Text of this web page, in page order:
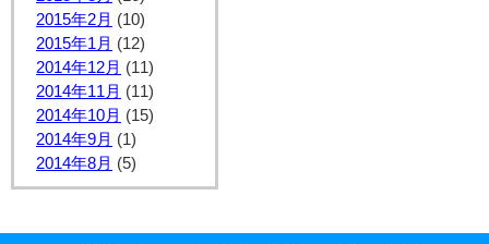
2015年2月 (10)
2015年1月 (12)
2014年12月 (11)
2014年11月 (11)
2014年10月 (15)
2014年9月 (1)
2014年8月 (5)